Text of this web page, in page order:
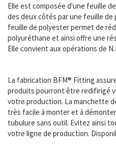
Elle est composée d'une feuille
des deux côtés par une feuille de
feuille de polyester permet de
polyuréthane et ainsi offre une
Elle convient aux opérations de
La fabrication BFM® Fitting
produits pourront être redifirigé
votre production. La manchette
très facile à monter et à
tubulure sans outil. Evitez ainsi
votre ligne de production.